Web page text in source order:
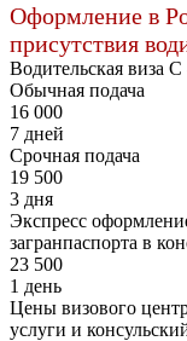
Оформление в
присутствия
Водительская виза
Обычная подача
16 000
7 дней
Срочная подача
19 500
3 дня
Экспресс
загранпаспорта в
23 500
1 день
Цены визового
услуги и